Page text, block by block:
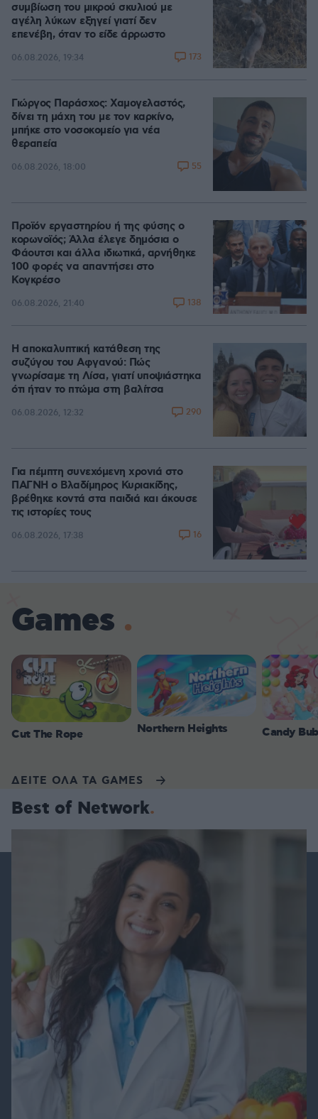
συμβίωση του μικρού σκυλιού με
αγέλη λύκων εξηγεί γιατί δεν
επενέβη, όταν το είδε άρρωστο
06.08.2026, 19:34 173
Γιώργος Παράσχος: Χαμογελαστός,
δίνει τη μάχη του με τον καρκίνο,
μπήκε στο νοσοκομείο για νέα
θεραπεία
06.08.2026, 18:00 55
Προϊόν εργαστηρίου ή της φύσης ο
κορωνοϊός; Άλλα έλεγε δημόσια ο
Φάουτσι και άλλα ιδιωτικά, αρνήθηκε
100 φορές να απαντήσει στο
Κογκρέσο
06.08.2026, 21:40 138
Η αποκαλυπτική κατάθεση της
συζύγου του Αφγανού: Πώς
γνωρίσαμε τη Λίσα, γιατί υποψιάστηκα
ότι ήταν το πτώμα στη βαλίτσα
06.08.2026, 12:32 290
Για πέμπτη συνεχόμενη χρονιά στο
ΠΑΓΝΗ ο Βλαδίμηρος Κυριακίδης,
βρέθηκε κοντά στα παιδιά και άκουσε
τις ιστορίες τους
06.08.2026, 17:38 16
Games
Cut The Rope Northern Heights Candy
ΔΕΙΤΕ ΟΛΑ ΤΑ GAMES
Best of Network